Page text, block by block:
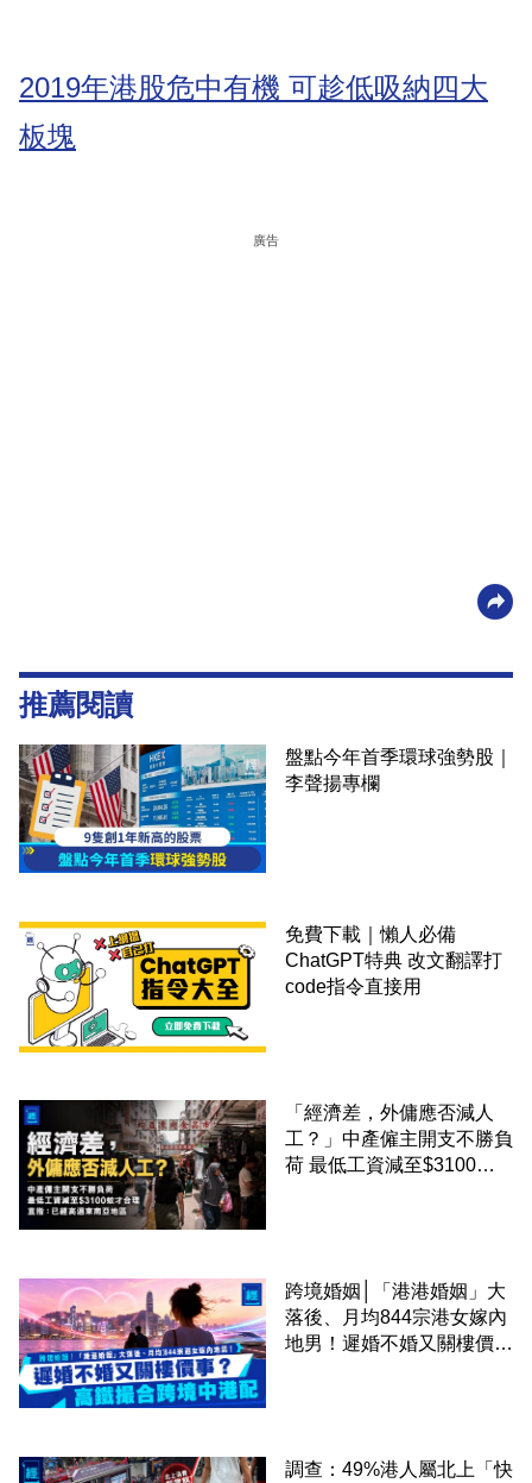
2019年港股危中有機 可趁低吸納四大
板塊
廣告
推薦閱讀
盤點今年首季環球強勢股｜
李聲揚專欄
免費下載｜懶人必備
ChatGPT特典 改文翻譯打
code指令直接用
「經濟差，外傭應否減人
工？」中產僱主開支不勝負
荷 最低工資減至$3100蚊
跨境婚姻│「港港婚姻」大
落後、月均844宗港女嫁內
地男！遲婚不婚又關樓價
調查：49%港人屬北上「快